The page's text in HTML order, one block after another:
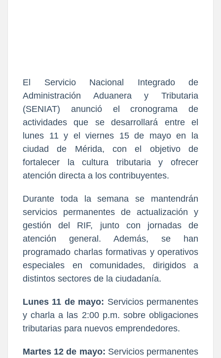
El Servicio Nacional Integrado de
Administración Aduanera y Tributaria
(SENIAT) anunció el cronograma de
actividades que se desarrollará entre el
lunes 11 y el viernes 15 de mayo en la
ciudad de Mérida, con el objetivo de
fortalecer la cultura tributaria y ofrecer
atención directa a los contribuyentes.
servicios permanentes de actualización y
gestión del RIF, junto con jornadas de
atención general. Además, se han
programado charlas formativas y operativos
especiales en comunidades, dirigidos a
distintos sectores de la ciudadanía.
Lunes 11 de mayo: Servicios permanentes
y charla a las 2:00 p.m. sobre obligaciones
tributarias para nuevos emprendedores.
Martes 12 de mayo: Servicios permanentes